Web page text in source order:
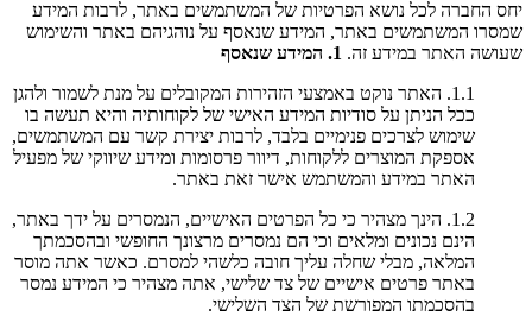
יחס החברה לכל נושא הפרטיות של המשתמשים באתר, לרבות המידע
שמסרו המשתמשים באתר, המידע שנאסף על נוהגיהם באתר והשימוש
שעושה האתר במידע זה. 1. המידע שנאסף
1.1. האתר נוקט באמצעי הזהירות המקובלים על מנת לשמור ולהגן
ככל הניתן על סודיות המידע האישי של לקוחותיה והיא תעשה בו
שימוש לצרכים פנימיים בלבד, לרבות יצירת קשר עם המשתמשים,
אספקת המוצרים ללקוחות, דיוור פרסומות ומידע שיווקי של מפעיל
האתר במידע והמשתמש אישר זאת באתר.
1.2. הינך מצהיר כי כל הפרטים האישיים, הנמסרים על ידך באתר,
הינם נכונים ומלאים וכי הם נמסרים מרצונך החופשי ובהסכמתך
המלאה, מבלי שחלה עליך חובה כלשהי למסרם. כאשר אתה מוסר
באתר פרטים אישיים של צד שלישי, אתה מצהיר כי המידע נמסר
בהסכמתו המפורשת של הצד השלישי.